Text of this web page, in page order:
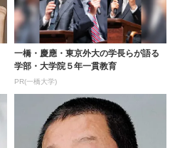
一橋・慶應・東京外大の学長らが語る
学部・大学院５年一貫教育
PR(一橋大学)